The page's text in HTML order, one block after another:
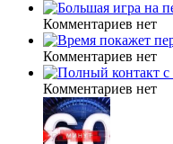
Комментариев нет
Комментариев нет
Комментариев нет